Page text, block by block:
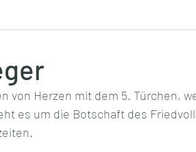
von Herzen mit dem 5. Türchen,
es um die Botschaft des